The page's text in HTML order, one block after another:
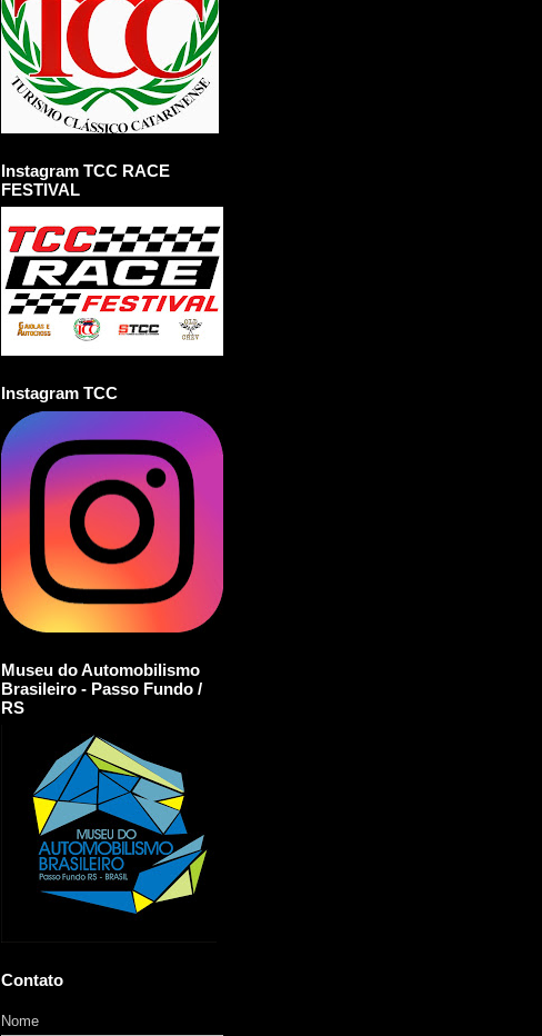
Instagram TCC RACE
FESTIVAL
Instagram TCC
Museu do Automobilismo
Brasileiro - Passo Fundo /
RS
Contato
Nome